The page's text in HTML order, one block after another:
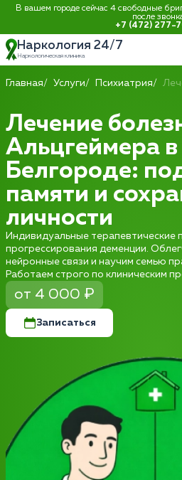
В вашем городе сейчас 4 свободные
после
+7 (472) 277-
Наркология 24/7
Наркологическая клиника
Главная Услуги Психиатрия
Лечение
Альцгеймера в
Белгороде:
памяти и
личности
Индивидуальные терапевтические
прогрессирования деменции.
нейронные связи и научим семью
Работаем строго по клиническим
от 4 000 ₽
Записаться